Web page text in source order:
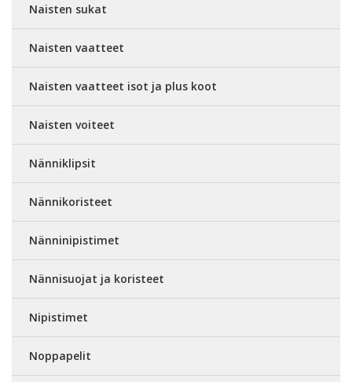
Naisten sukat
Naisten vaatteet
Naisten vaatteet isot ja plus koot
Naisten voiteet
Nänniklipsit
Nännikoristeet
Nänninipistimet
Nännisuojat ja koristeet
Nipistimet
Noppapelit